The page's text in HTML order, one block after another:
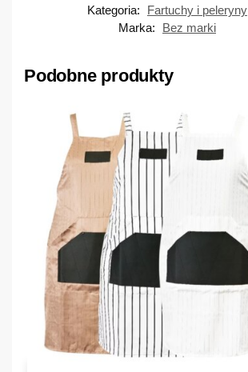
Kategoria:
Fartuchy i peleryny
Marka:
Bez marki
Podobne produkty